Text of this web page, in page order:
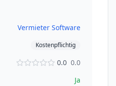
Vermieter Software
Kostenpflichtig
0.0 0.0
Ja